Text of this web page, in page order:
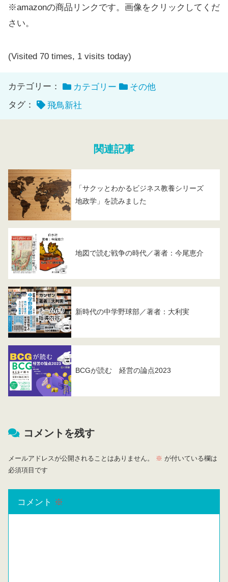
※amazonの商品リンクです。画像をクリックしてくだ
さい。
(Visited 70 times, 1 visits today)
カテゴリー： カテゴリー
その他
タグ：
飛鳥新社
関連記事
「サクッとわかるビジネス教養シリーズ
地政学」を読みました
地図で読む戦争の時代／著者：今尾恵介
新時代の中学野球部／著者：大利実
BCGが読む 経営の論点2023
コメントを残す
メールアドレスが公開されることはありません。 ※ が付いている欄は
必須項目です
コメント ※